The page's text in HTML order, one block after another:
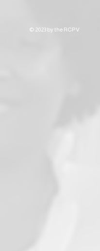
© 2023 by the RCPV